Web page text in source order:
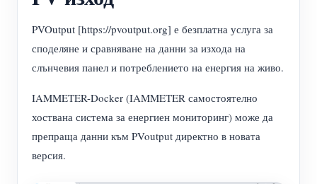
PVOutput [https://pvoutput.org] е безплатна услуга за
споделяне и сравняване на данни за изхода на
слънчевия панел и потреблението на енергия на живо.
IAMMETER-Docker (IAMMETER самостоятелно
хоствана система за енергиен мониторинг) може да
препраща данни към PVoutput директно в новата
версия.